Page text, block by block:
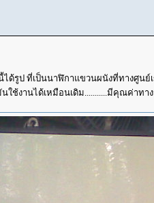
ได้รูป ที่เป็นนาฬิกาแขวนผนังที่ทางศูน
ใช้งานได้เหมือนเดิม...........มีคุณค่าทาง